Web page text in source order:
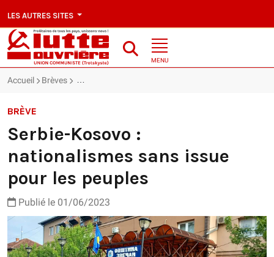
LES AUTRES SITES
MENU
Accueil Brèves Serbie-Kosovo : nationalismes sans issue pour les
BRÈVE
Serbie-Kosovo :
nationalismes sans issue
pour les peuples
Publié le 01/06/2023